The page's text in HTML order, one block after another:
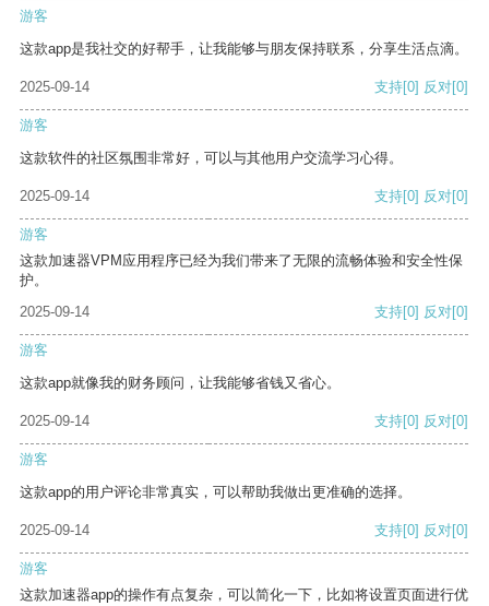
游客
这款app是我社交的好帮手，让我能够与朋友保持联系，分享生活点滴。
2025-09-14 支持[0] 反对[0]
游客
这款软件的社区氛围非常好，可以与其他用户交流学习心得。
2025-09-14 支持[0] 反对[0]
游客
这款加速器VPM应用程序已经为我们带来了无限的流畅体验和安全性保
护。
2025-09-14
支持[0] 反对[0]
游客
这款app就像我的财务顾问，让我能够省钱又省心。
2025-09-14 支持[0] 反对[0]
游客
这款app的用户评论非常真实，可以帮助我做出更准确的选择。
2025-09-14 支持[0] 反对[0]
游客
这款加速器app的操作有点复杂，可以简化一下，比如将设置页面进行优